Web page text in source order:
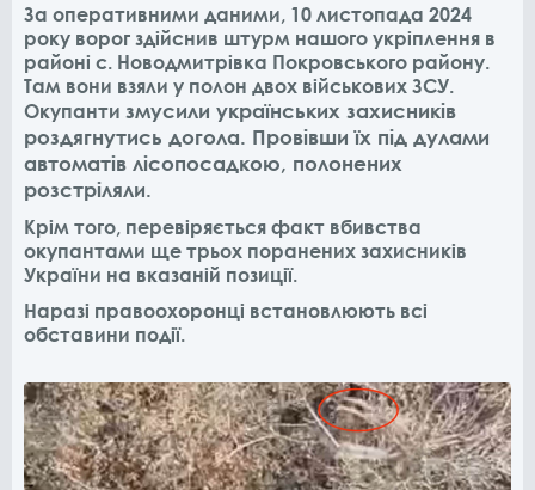
За оперативними даними, 10 листопада 2024
року ворог здійснив штурм нашого укріплення в
районі с. Новодмитрівка Покровського району.
Там вони взяли у полон двох військових ЗСУ.
Окупанти змусили українських захисників
роздягнутись догола. Провівши їх під дулами
автоматів лісопосадкою, полонених
розстріляли.
Крім того, перевіряється факт вбивства
окупантами ще трьох поранених захисників
України на вказаній позиції.
Наразі правоохоронці встановлюють всі
обставини події.